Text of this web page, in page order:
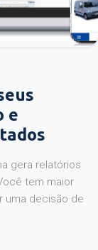
e
gera relatórios
tem maior
uma decisão de